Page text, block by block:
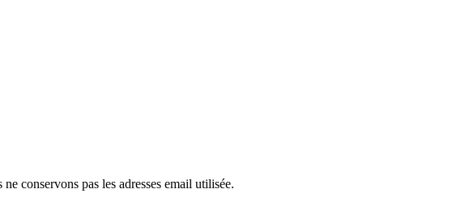
conservons pas les adresses email utilisée.